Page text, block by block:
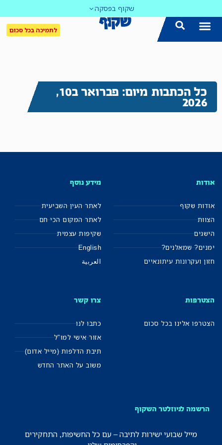
שקוף בפסקה
לתמיכה בכל סכום
כל הכתבות מיום: פברואר ב10,
2026
אודות
אודות שקוף
הצוות
הישגים
ימנים? שמאלנים?
חזון ועקרונות עיתונאיים
מידע נוסף
לאתר העין השביעית
לאתר המקום הכי חם
שקיפות עצמית
English
العربية
הצטרפות
הצטרפו אלינו בכל סכום
צרו קשר
כתבו לנו
אזור אישי למו"ל
תיבת הדלפות (מייל אדום)
משוב על האתר החדש
הרשמה לניוזלטר השקוף
מייל שבועי ישירות לתיבה – עם כל החשיפות, התחקירים